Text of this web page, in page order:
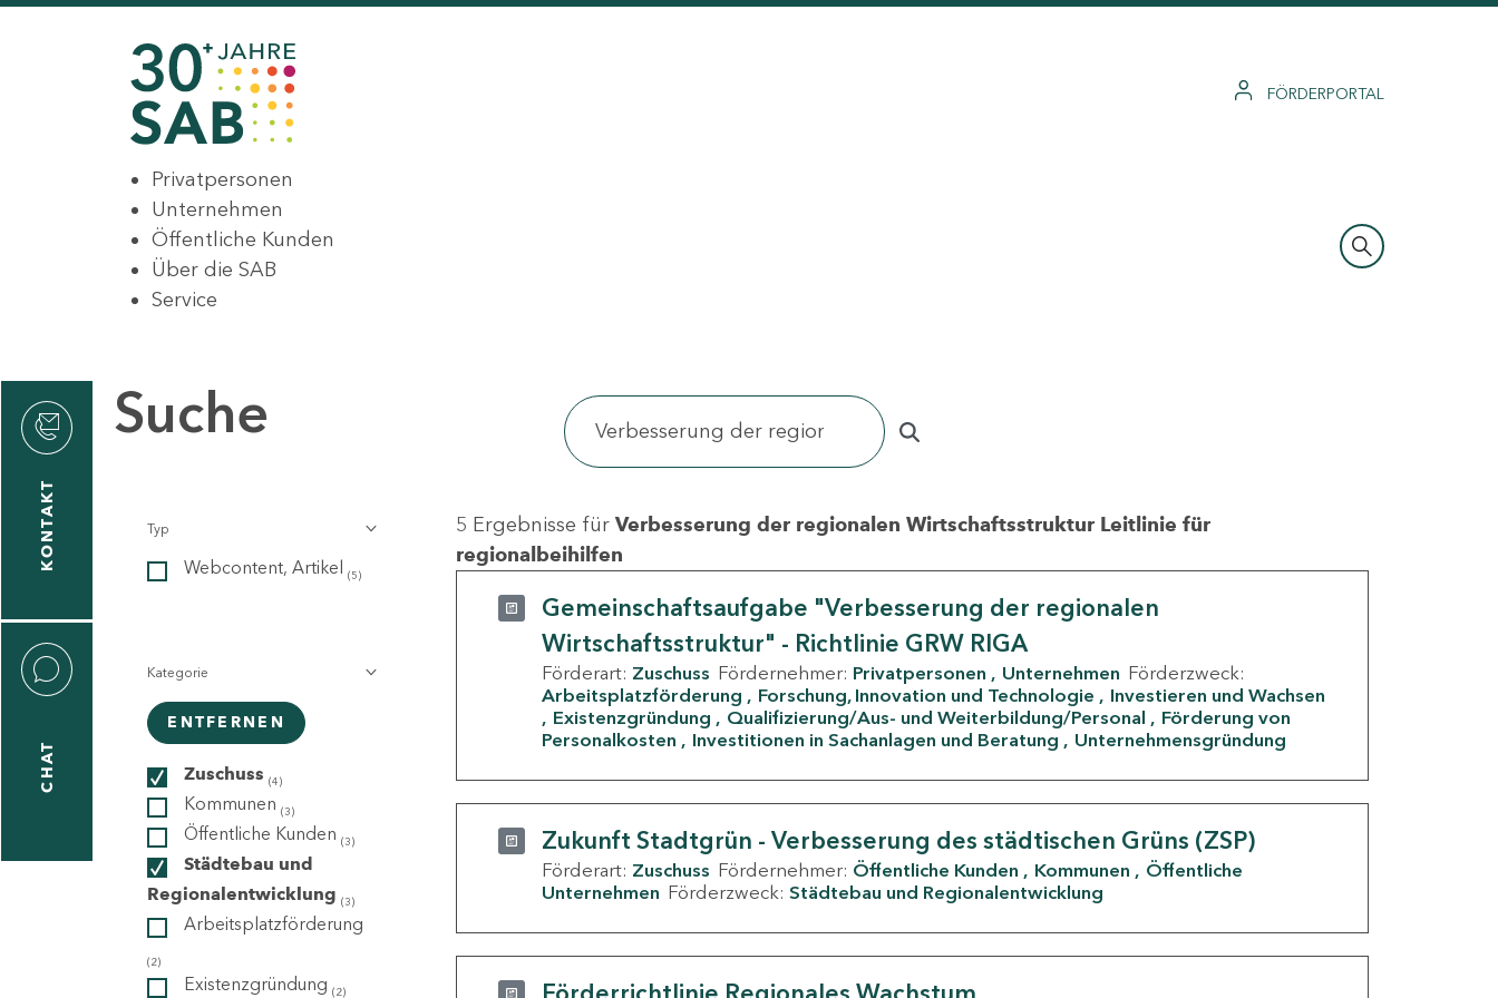
FÖRDERPORTAL
Privatpersonen
Unternehmen
Öffentliche Kunden
Über die SAB
Service
KONTAKT
CHAT
Suche
Typ
Webcontent, Artikel (5)
Kategorie
ENTFERNEN
Zuschuss (4)
Kommunen (3)
Öffentliche Kunden (3)
Städtebau und
Regionalentwicklung (3)
Arbeitsplatzförderung
(2)
Existenzgründung (2)
5 Ergebnisse für Verbesserung der regionalen Wirtschaftsstruktur Leitlinie für
regionalbeihilfen
Gemeinschaftsaufgabe "Verbesserung der regionalen
Wirtschaftsstruktur" - Richtlinie GRW RIGA
Förderart: Zuschuss Fördernehmer: Privatpersonen Unternehmen Förderzweck:
Arbeitsplatzförderung
Forschung, Innovation und Technologie
Investieren und Wachsen
Existenzgründung
Qualifizierung/Aus- und Weiterbildung/Personal
Förderung von
Personalkosten
Investitionen in Sachanlagen und Beratung Unternehmensgründung
Zukunft Stadtgrün - Verbesserung des städtischen Grüns (ZSP)
Förderart: Zuschuss Fördernehmer: Öffentliche Kunden Kommunen
Öffentliche
Unternehmen Förderzweck: Städtebau und Regionalentwicklung